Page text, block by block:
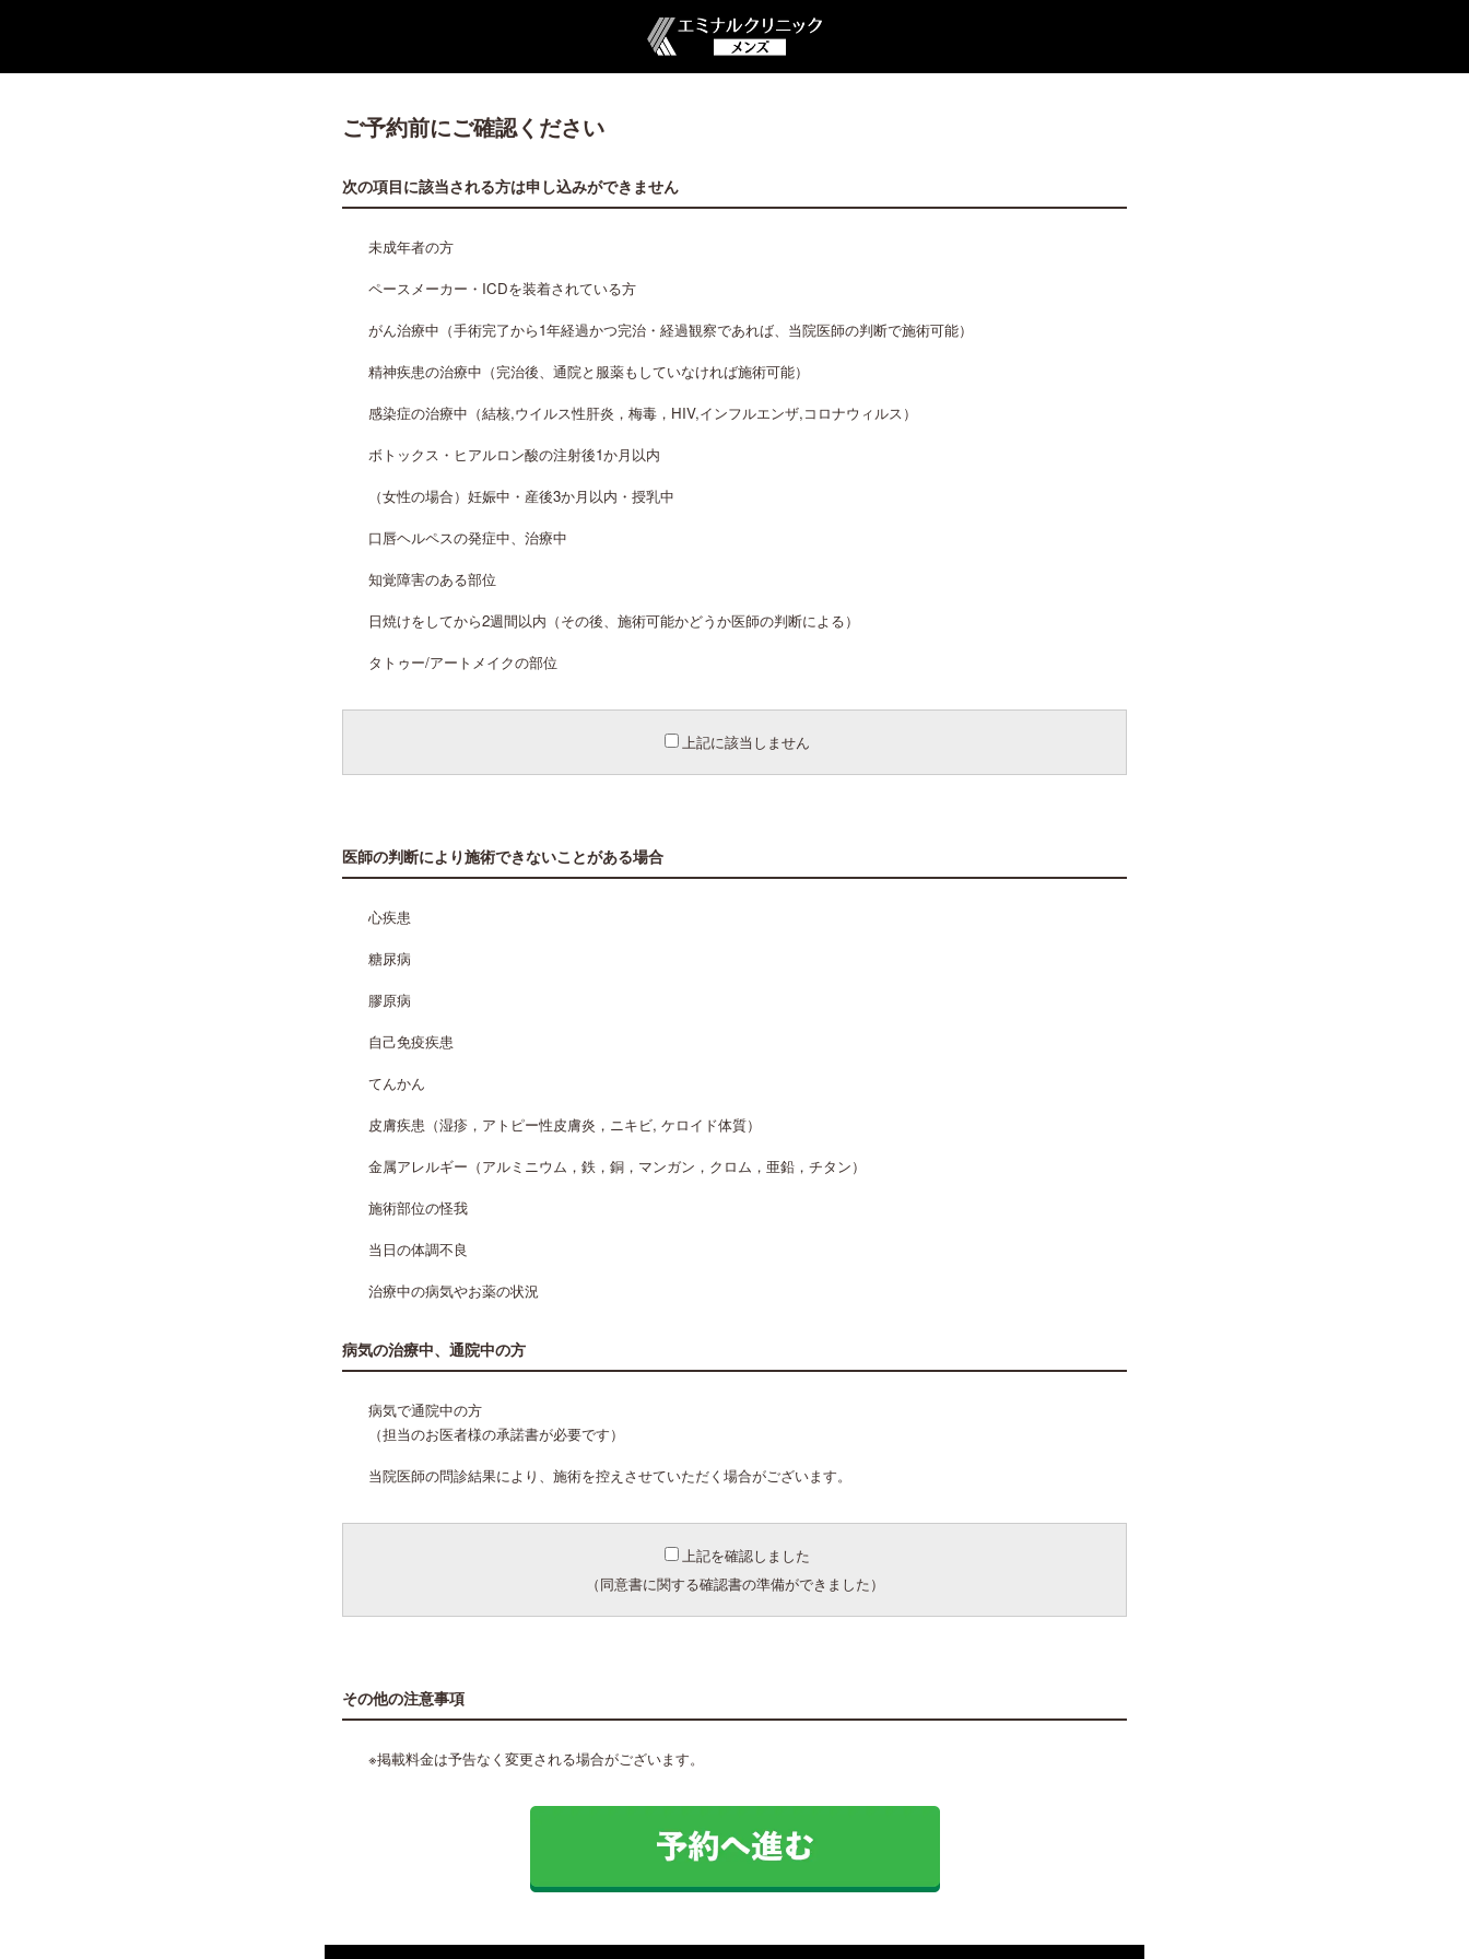
ご予約前にご確認ください
次の項目に該当される方は申し込みができません
未成年者の方
ペースメーカー・ICDを装着されている方
がん治療中（手術完了から1年経過かつ完治・経過観察であれば、当院医師の判断で施術可能）
精神疾患の治療中（完治後、通院と服薬もしていなければ施術可能）
感染症の治療中（結核,ウイルス性肝炎，梅毒，HIV,インフルエンザ,コロナウィルス）
ボトックス・ヒアルロン酸の注射後1か月以内
（女性の場合）妊娠中・産後3か月以内・授乳中
口唇ヘルペスの発症中、治療中
知覚障害のある部位
日焼けをしてから2週間以内（その後、施術可能かどうか医師の判断による）
タトゥー/アートメイクの部位
上記に該当しません
医師の判断により施術できないことがある場合
心疾患
糖尿病
膠原病
自己免疫疾患
てんかん
皮膚疾患（湿疹，アトピー性皮膚炎，ニキビ, ケロイド体質）
金属アレルギー（アルミニウム，鉄，銅，マンガン，クロム，亜鉛，チタン）
施術部位の怪我
当日の体調不良
治療中の病気やお薬の状況
病気の治療中、通院中の方
病気で通院中の方
（担当のお医者様の承諾書が必要です）
当院医師の問診結果により、施術を控えさせていただく場合がございます。
上記を確認しました
（同意書に関する確認書の準備ができました）
その他の注意事項
※掲載料金は予告なく変更される場合がございます。